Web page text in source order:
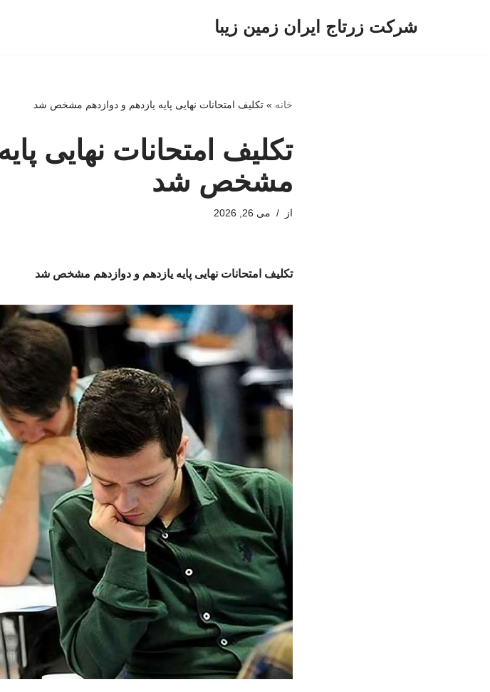
شرکت زرتاج ایران زمین زیبا
خانه »تکلیف امتحانات نهایی پایه یازدهم و دوازدهم مشخص شد
تکلیف امتحانات نهایی
مشخص شد
از می 26, 2026
تکلیف امتحانات نهایی پایه یازدهم و دوازدهم مشخص شد